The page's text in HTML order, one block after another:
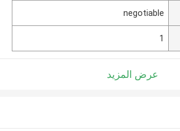
negotiable
1
عرض المزيد